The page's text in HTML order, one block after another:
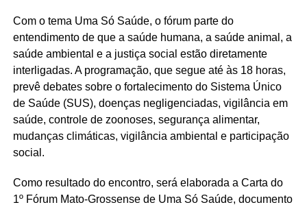
Com o tema Uma Só Saúde, o fórum parte do
entendimento de que a saúde humana, a saúde animal, a
saúde ambiental e a justiça social estão diretamente
interligadas. A programação, que segue até às 18 horas,
prevê debates sobre o fortalecimento do Sistema Único
de Saúde (SUS), doenças negligenciadas, vigilância em
saúde, controle de zoonoses, segurança alimentar,
mudanças climáticas, vigilância ambiental e participação
social.
Como resultado do encontro, será elaborada a Carta do
1º Fórum Mato-Grossense de Uma Só Saúde, documento